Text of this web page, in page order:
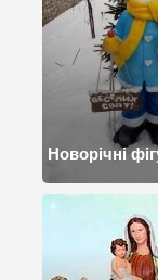
Новорічні